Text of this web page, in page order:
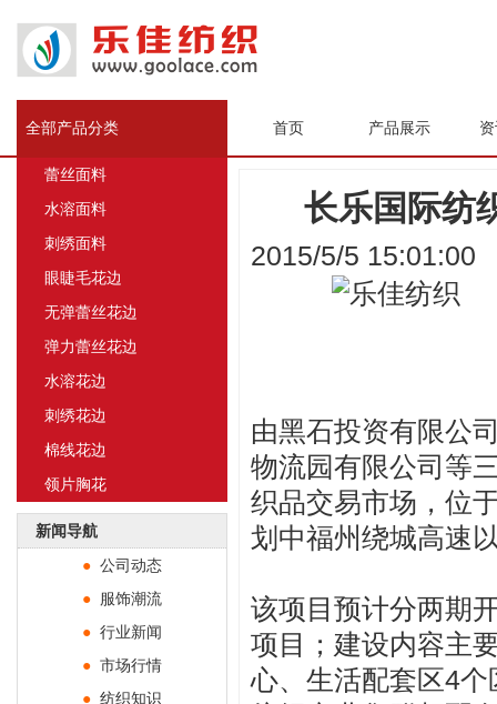
全部产品分类 首页 产品展示
长乐国际纺
2015/5/5
由黑石投资有限公
物流园有限公司等
织品交易市场，位
划中福州绕城高速
该项目预计分两期
项目；建设内容主
心、生活配套区4
蕾丝面料
水溶面料
刺绣面料
眼睫毛花边
无弹蕾丝花边
弹力蕾丝花边
水溶花边
刺绣花边
棉线花边
领片胸花
新闻导航
● 公司动态
● 服饰潮流
● 行业新闻
● 市场行情
● 纺织知识